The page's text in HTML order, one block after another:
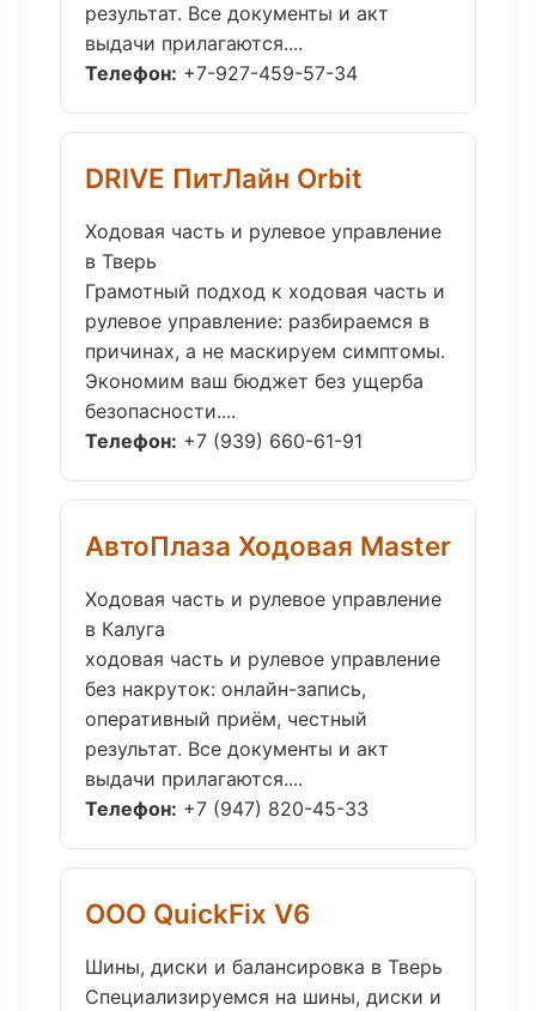
результат. Все документы и акт
выдачи прилагаются....
Телефон: +7-927-459-57-34
DRIVE ПитЛайн Orbit
Ходовая часть и рулевое управление
в Тверь
Грамотный подход к ходовая часть и
рулевое управление: разбираемся в
причинах, а не маскируем симптомы.
Экономим ваш бюджет без ущерба
безопасности....
Телефон: +7 (939) 660-61-91
АвтоПлаза Ходовая Master
Ходовая часть и рулевое управление
в Калуга
ходовая часть и рулевое управление
без накруток: онлайн-запись,
оперативный приём, честный
результат. Все документы и акт
выдачи прилагаются....
Телефон: +7 (947) 820-45-33
ООО QuickFix V6
Шины, диски и балансировка в Тверь
Специализируемся на шины, диски и